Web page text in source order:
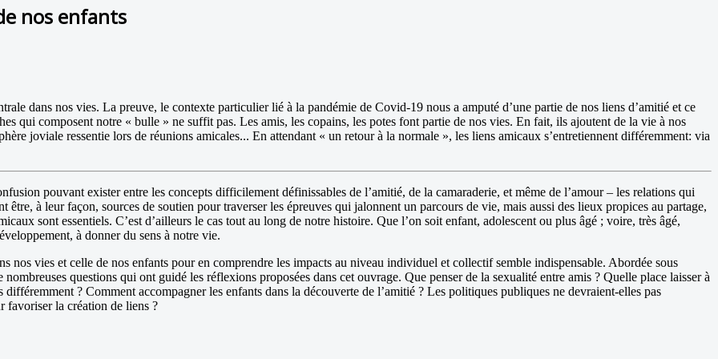
nos enfants
dans nos vies. La preuve, le contexte particulier lié à la pandémie de Covid-19 nous a amputé d’une partie de nos liens d’amitié et ce
qui composent notre « bulle » ne suffit pas. Les amis, les copains, les potes font partie de nos vies. En fait, ils ajoutent de la vie à nos
joviale ressentie lors de réunions amicales... En attendant « un retour à la normale », les liens amicaux s’entretiennent différemment: via
pouvant exister entre les concepts difficilement définissables de l’amitié, de la camaraderie, et même de l’amour – les relations qui
être, à leur façon, sources de soutien pour traverser les épreuves qui jalonnent un parcours de vie, mais aussi des lieux propices au partage,
sont essentiels. C’est d’ailleurs le cas tout au long de notre histoire. Que l’on soit enfant, adolescent ou plus âgé ; voire, très âgé,
à donner du sens à notre vie.
nos vies et celle de nos enfants pour en comprendre les impacts au niveau individuel et collectif semble indispensable. Abordée sous
questions qui ont guidé les réflexions proposées dans cet ouvrage. Que penser de la sexualité entre amis ? Quelle place laisser à
? Comment accompagner les enfants dans la découverte de l’amitié ? Les politiques publiques ne devraient-elles pas
favoriser la création de liens ?